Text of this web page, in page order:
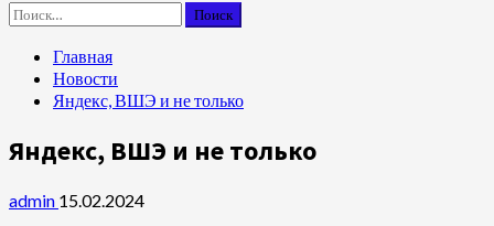
Найти:
Главная
Новости
Яндекс, ВШЭ и не только
Яндекс, ВШЭ и не только
admin 15.02.2024